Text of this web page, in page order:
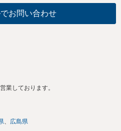
お問い合わせ
業しております。
広島県